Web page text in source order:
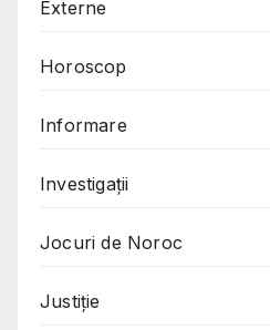
Externe
Horoscop
Informare
Investigații
Jocuri de Noroc
Justiție